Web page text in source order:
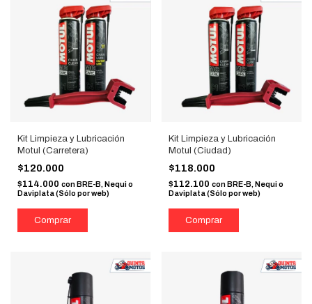
Kit Limpieza y Lubricación
Motul (Carretera)
$120.000
$114.000 conBRE-B, Nequi o
Daviplata (Sólo por web)
Kit Limpieza y Lubricación
Motul (Ciudad)
$118.000
$112.100 con BRE-B, Nequi o
Daviplata (Sólo por web)